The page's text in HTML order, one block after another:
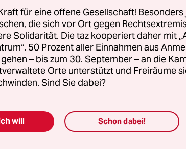
konnte und wer und
offenbar Uneinigkeit
hat.
für eine offene Gesellschaft! Besonders
die sich vor Ort gegen
Solidarität. Die taz kooperiert daher mit
50 Prozent aller Einnahmen aus
– bis zum 30. September – an die
Orte unterstützt und Freiräume
Sind Sie dabei?
will Schon dabei!